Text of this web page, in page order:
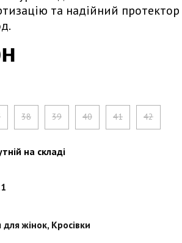
та надійний
38 39 40 41 42
на складі
для жінок, Кросівки